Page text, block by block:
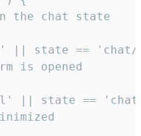
the chat state
|| state ==
is opened
|| state ==